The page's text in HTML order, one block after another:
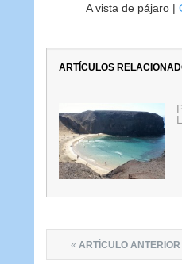
A vista de pájaro |
ARTÍCULOS
« ARTÍCULO ANTERIOR